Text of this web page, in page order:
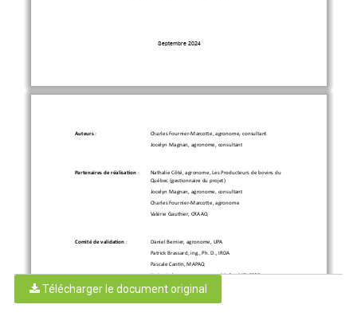
Septembre 2024
Auteurs : Charles Fournier-Marcotte, agronome, consultant
Jocelyn Magnan, agronome, consultant
Partenaires de réalisation : Nathalie Côté, agronome, Les Producteurs de bovins du
Québec (gestionnaire du projet)
Jocelyn Magnan, agronome, consultant
Charles Fournier-Marcotte, agronome
Valérie Gauthier, CRAAQ
Comité de validation :
Daniel Bernier, agronome, UPA
Patrick Brassard, ing., Ph. D., IRDA
Pascale Cantin,MAPAQ
Karine Labrecque, agronome, M. Sc., MELCCFP
Valérie Gauthier, CRAAQ
Télécharger le document original